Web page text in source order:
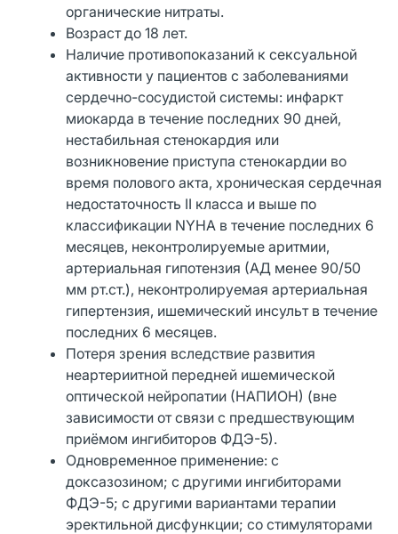
органические нитраты.
Возраст до 18 лет.
Наличие противопоказаний к сексуальной
активности у пациентов с заболеваниями
сердечно-сосудистой системы: инфаркт
миокарда в течение последних 90 дней,
нестабильная стенокардия или
возникновение приступа стенокардии во
время полового акта, хроническая сердечная
недостаточность II класса и выше по
классификации NYHA в течение последних 6
месяцев, неконтролируемые аритмии,
артериальная гипотензия (АД менее 90/50
мм рт.ст.), неконтролируемая артериальная
гипертензия, ишемический инсульт в течение
последних 6 месяцев.
Потеря зрения вследствие развития
неартериитной передней ишемической
оптической нейропатии (НАПИОН) (вне
зависимости от связи с предшествующим
приёмом ингибиторов ФДЭ-5).
Одновременное применение: с
доксазозином; с другими ингибиторами
ФДЭ-5; с другими вариантами терапии
эректильной дисфункции; со стимуляторами